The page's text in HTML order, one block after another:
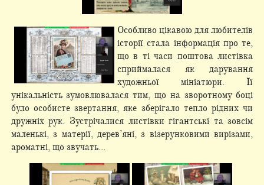
Особливо цікавою для любителів
історії стала інформація про те,
що в ті часи поштова листівка
сприймалася як дарування
художньої мініатюри. Її
унікальність зумовлювалася тим, що на зворотному боці
було особисте звертання, яке зберігало тепло рідних чи
дружніх рук. Зустрічалися листівки гігантські та зовсім
маленькі, з матерії, дерев’яні, з візерунковими вирізами,
ароматні, що звучать...